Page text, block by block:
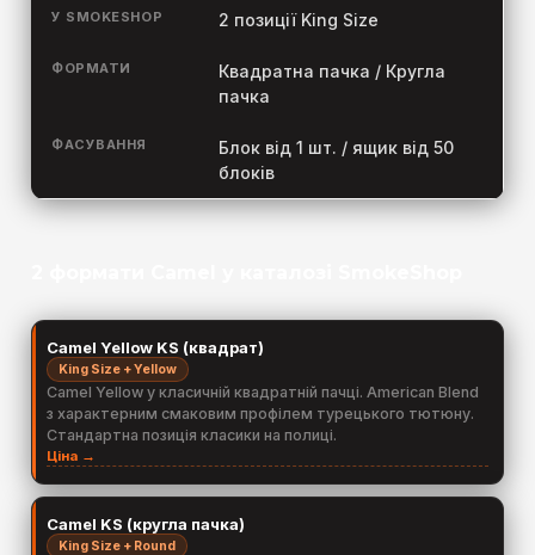
У SMOKESHOP 2 позиції King Size
ФОРМАТИ
Квадратна пачка / Кругла
пачка
ФАСУВАННЯ
Блок від 1 шт. / ящик від 50
блоків
Camel Yellow KS (квадрат)
King Size + Yellow
Camel Yellow у класичній квадратній пачці. American Blend
з характерним смаковим профілем турецького тютюну.
Стандартна позиція класики на полиці.
Ціна →
Camel KS (кругла пачка)
King Size + Round